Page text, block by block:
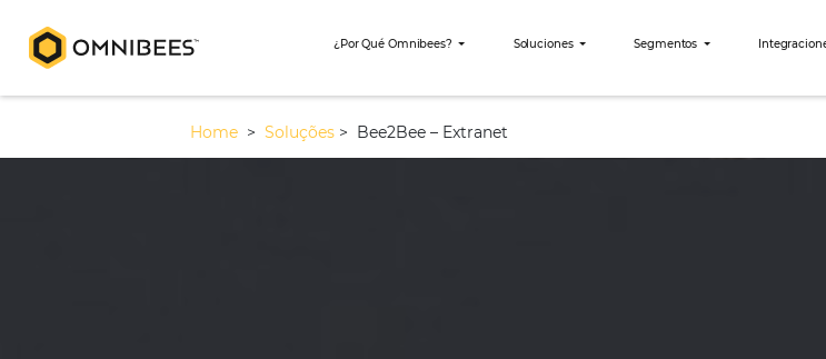
¿Por Qué Omnibees? Soluciones Segmentos
Home>Soluções>Bee2Bee – Extranet